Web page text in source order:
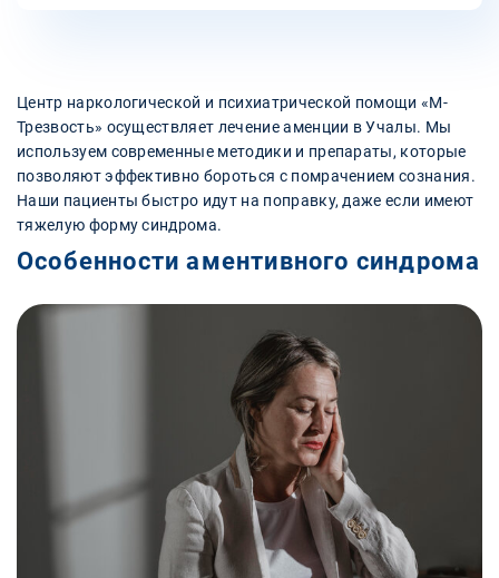
Центр наркологической и психиатрической помощи «М-
Трезвость» осуществляет лечение аменции в Учалы. Мы
используем современные методики и препараты, которые
позволяют эффективно бороться с помрачением сознания.
Наши пациенты быстро идут на поправку, даже если имеют
тяжелую форму синдрома.
Особенности аментивного синдрома